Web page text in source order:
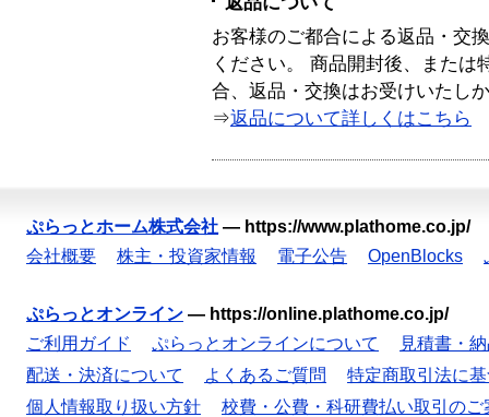
お客様のご都合による返品・交
ください。 商品開封後、または
合、返品・交換はお受けいたし
⇒返品について詳しくはこちら
ぷらっとホーム株式会社 — https://www.plathome.co.jp/
会社概要
株主・投資家情報 電子公告 OpenBlocks
ぷらっとオンライン — https://online.plathome.co.jp/
ご利用ガイド
ぷらっとオンラインについて
見積書・
配送・決済について
よくあるご質問
特定商取引法に
個人情報取り扱い方針
校費・公費・科研費払い取引のご